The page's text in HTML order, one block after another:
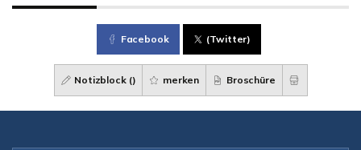
Facebook (Twitter)
Notizblock () merken Broschüre